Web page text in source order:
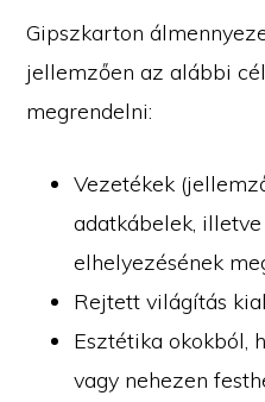
Gipszkarton
jellemzően az alábbi
megrendelni:
Vezetékek
adatkábelek,
elhelyezésének
Rejtett világítás
Esztétika okokból,
vagy nehezen